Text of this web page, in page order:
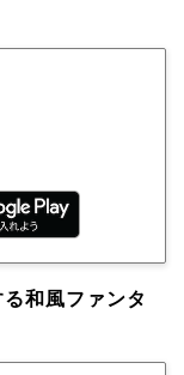
和風ファンタ